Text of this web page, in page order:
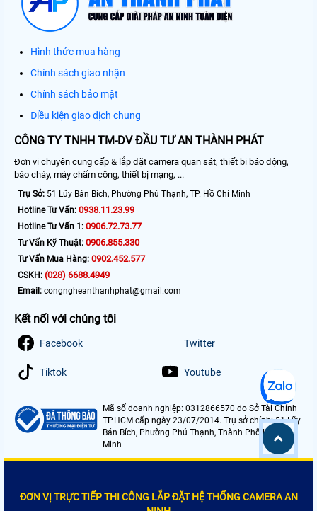
Hình thức mua hàng
Chính sách giao nhận
Chính sách bảo mật
Điều kiện giao dịch chung
CÔNG TY TNHH TM-DV ĐẦU TƯ AN THÀNH PHÁT
Đơn vị chuyên cung cấp & lắp đặt camera quan sát, thiết bị báo động,
báo cháy, máy chấm công, thiết bị mạng, ...
Trụ Sở: 51 Lũy Bán Bích, Phường Phú Thạnh, TP. Hồ Chí Minh
Hotline Tư Vấn: 0938.11.23.99
Hotline Tư Vấn 1: 0906.72.73.77
Tư Vấn Kỹ Thuật: 0906.855.330
Tư Vấn Mua Hàng: 0902.452.577
CSKH: (028) 6688.4949
Email: congngheanthanhphat@gmail.com
Kết nối với chúng tôi
Facebook Twitter
Tiktok Youtube
Mã số doanh nghiệp: 0312866570 do Sở Tài Chính
TP.HCM cấp ngày 23/07/2014. Trụ sở chính: 51 Lũy
Bán Bích, Phường Phú Thạnh, Thành Phố Hồ Chí
Minh
ĐƠN VỊ TRỰC TIẾP THI CÔNG LẮP ĐẶT HỆ THỐNG CAMERA AN